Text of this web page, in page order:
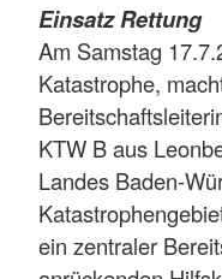
Einsatz Rettung
Am Samstag
Katastrophe,
KTW B aus
Landes Baden-
ein zentraler